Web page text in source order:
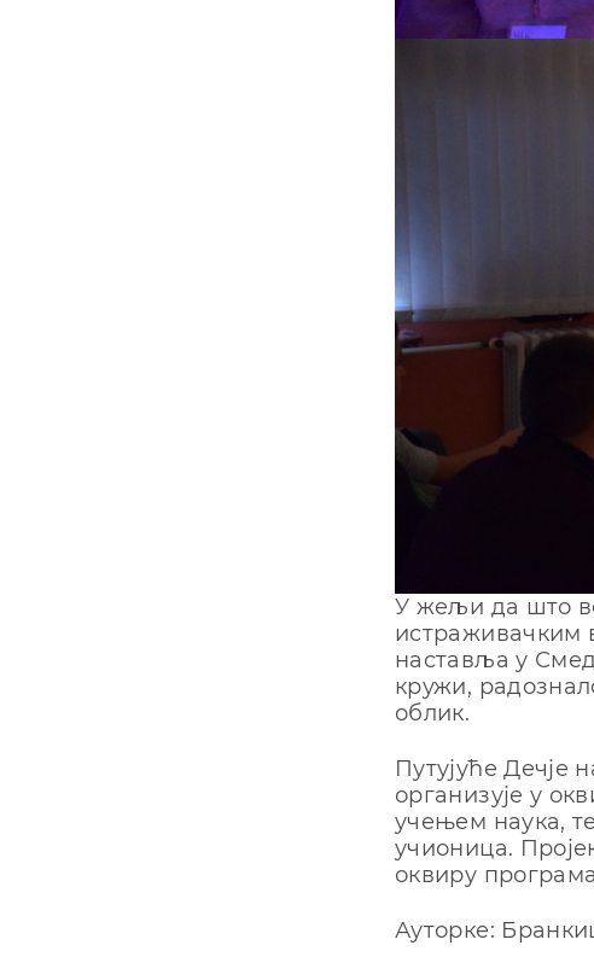
У жељи да што
истраживачким
наставља у
кружи,
облик.
Путујуће Дечје
организује у
учењем наука,
учионица.
оквиру
Ауторке: